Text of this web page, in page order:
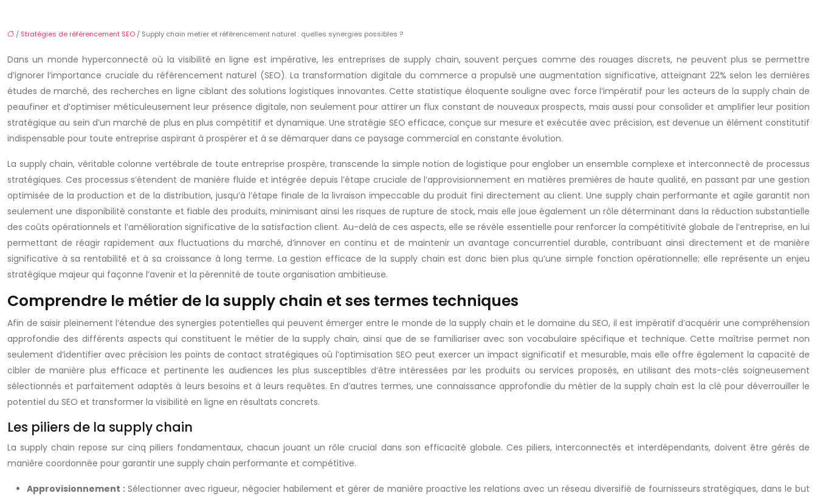
/ Stratégies de référencement SEO / Supply chain metier et référencement naturel : quelles synergies possibles ?
Dans un monde hyperconnecté où la visibilité en ligne est impérative, les entreprises de supply chain, souvent perçues comme des rouages discrets, ne peuvent plus se permettre
d’ignorer l’importance cruciale du référencement naturel (SEO). La transformation digitale du commerce a propulsé une augmentation significative, atteignant 22% selon les dernières
études de marché, des recherches en ligne ciblant des solutions logistiques innovantes. Cette statistique éloquente souligne avec force l’impératif pour les acteurs de la supply chain de
peaufiner et d’optimiser méticuleusement leur présence digitale, non seulement pour attirer un flux constant de nouveaux prospects, mais aussi pour consolider et amplifier leur position
stratégique au sein d’un marché de plus en plus compétitif et dynamique. Une stratégie SEO efficace, conçue sur mesure et exécutée avec précision, est devenue un élément constitutif
indispensable pour toute entreprise aspirant à prospérer et à se démarquer dans ce paysage commercial en constante évolution.
La supply chain, véritable colonne vertébrale de toute entreprise prospère, transcende la simple notion de logistique pour englober un ensemble complexe et interconnecté de processus
stratégiques. Ces processus s’étendent de manière fluide et intégrée depuis l’étape cruciale de l’approvisionnement en matières premières de haute qualité, en passant par une gestion
optimisée de la production et de la distribution, jusqu’à l’étape finale de la livraison impeccable du produit fini directement au client. Une supply chain performante et agile garantit non
seulement une disponibilité constante et fiable des produits, minimisant ainsi les risques de rupture de stock, mais elle joue également un rôle déterminant dans la réduction substantielle
des coûts opérationnels et l’amélioration significative de la satisfaction client. Au-delà de ces aspects, elle se révèle essentielle pour renforcer la compétitivité globale de l’entreprise, en lui
permettant de réagir rapidement aux fluctuations du marché, d’innover en continu et de maintenir un avantage concurrentiel durable, contribuant ainsi directement et de manière
significative à sa rentabilité et à sa croissance à long terme. La gestion efficace de la supply chain est donc bien plus qu’une simple fonction opérationnelle; elle représente un enjeu
stratégique majeur qui façonne l’avenir et la pérennité de toute organisation ambitieuse.
Comprendre le métier de la supply chain et ses termes techniques
Afin de saisir pleinement l’étendue des synergies potentielles qui peuvent émerger entre le monde de la supply chain et le domaine du SEO, il est impératif d’acquérir une compréhension
approfondie des différents aspects qui constituent le métier de la supply chain, ainsi que de se familiariser avec son vocabulaire spécifique et technique. Cette maîtrise permet non
seulement d’identifier avec précision les points de contact stratégiques où l’optimisation SEO peut exercer un impact significatif et mesurable, mais elle offre également la capacité de
cibler de manière plus efficace et pertinente les audiences les plus susceptibles d’être intéressées par les produits ou services proposés, en utilisant des mots-clés soigneusement
sélectionnés et parfaitement adaptés à leurs besoins et à leurs requêtes. En d’autres termes, une connaissance approfondie du métier de la supply chain est la clé pour déverrouiller le
potentiel du SEO et transformer la visibilité en ligne en résultats concrets.
Les piliers de la supply chain
La supply chain repose sur cinq piliers fondamentaux, chacun jouant un rôle crucial dans son efficacité globale. Ces piliers, interconnectés et interdépendants, doivent être gérés de
manière coordonnée pour garantir une supply chain performante et compétitive.
Approvisionnement : Sélectionner avec rigueur, négocier habilement et gérer de manière proactive les relations avec un réseau diversifié de fournisseurs stratégiques, dans le but